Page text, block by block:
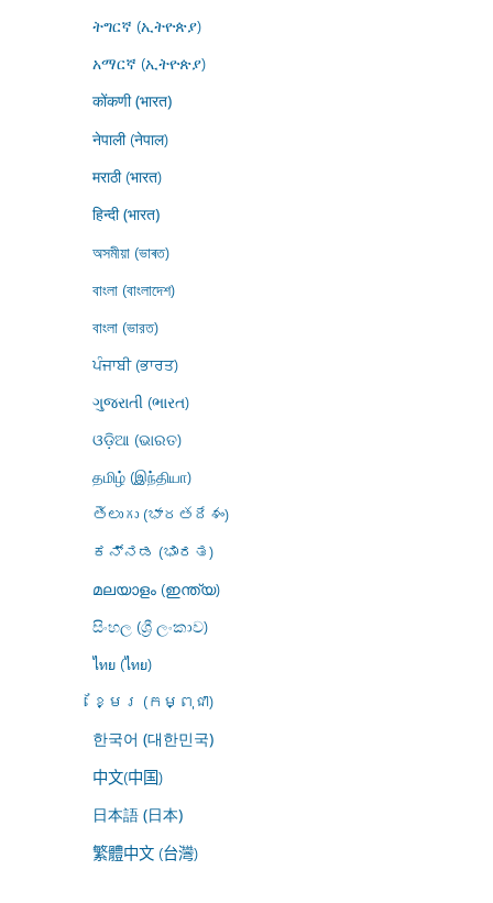
ትግርኛ (ኢትዮጵያ)
አማርኛ (ኢትዮጵያ)
कोंकणी (भारत)
नेपाली (नेपाल)
मराठी (भारत)
हिन्दी (भारत)
অসমীয়া (ভাৰত)
বাংলা (বাংলাদেশ)
বাংলা (ভারত)
ਪੰਜਾਬੀ (ਭਾਰਤ)
ગુજરાતી (ભારત)
ଓଡ଼ିଆ (ଭାରତ)
தமிழ் (இந்தியா)
తెలుగు (భారతదేశం)
ಕನ್ನಡ (ಭಾರತ)
മലയാളം (ഇന്ത്യ)
සිංහල (ශ්‍රී ලංකාව)
ไทย (ไทย)
ខ្មែរ (កម្ពុជា)
한국어 (대한민국)
中文(中国)
日本語 (日本)
繁體中文 (台灣)